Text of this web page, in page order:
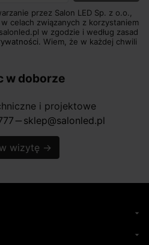
przez Salon LED Sp. z o.o.,
celach związanych z korzystaniem
w zgodzie i według zasad
Wiem, że w każdej chwili
w doborze
i projektowe
horizontal_rule sklep@salonled.pl
wizytę →
arrow_drop_down
arrow_drop_down